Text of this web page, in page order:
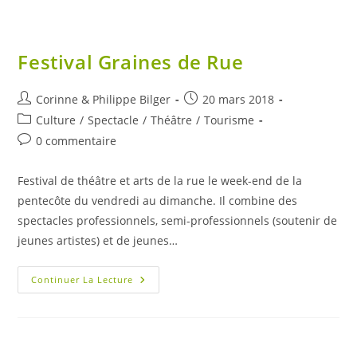
Festival Graines de Rue
Auteur/autrice
de
la
publication :
Corinne & Philippe Bilger
Publication
publiée :
20 mars 2018
Post
category:
Culture / Spectacle / Théâtre / Tourisme
Commentaires
la
publication :
0 commentaire
Festival de théâtre et arts de la rue le week-end de la
pentecôte du vendredi au dimanche. Il combine des
spectacles professionnels, semi-professionnels (soutenir de
jeunes artistes) et de jeunes…
Continuer La Lecture Festival
Graines